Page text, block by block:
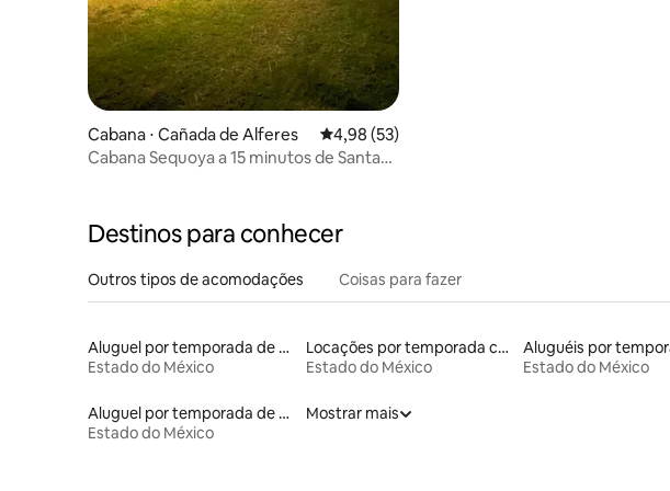
Cabana ⋅ Cañada de Alferes 4,98 de uma avaliação média de 5, 53 avaliações
4,98 (53)
Cabana Sequoya a 15 minutos de Santa
Destinos para conhecer
Outros tipos de acomodações Coisas para fazer
Aluguel por temporada de casas de hóspedes
Estado do México
Locações por temporada com piscina
Estado do México
Estado do México
Aluguel por temporada de apart-hotéis
Estado do México
Mostrar mais